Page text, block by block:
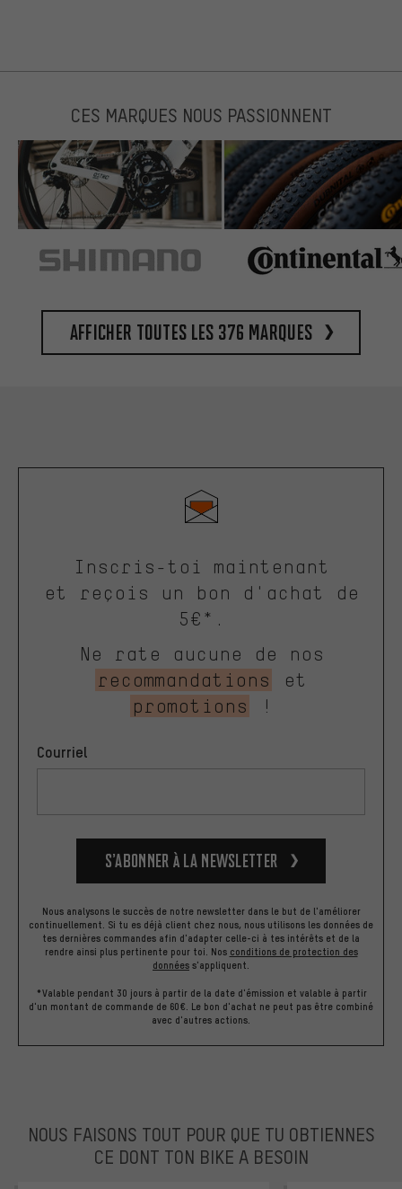
CES MARQUES NOUS PASSIONNENT
Afficher toutes les 376 marques
Inscris-toi maintenant
et reçois un bon d'achat de
5€*.
Ne rate aucune de nos
recommandations
et
promotions
!
Courriel
S’abonner à la newsletter
Nous analysons le succès de notre newsletter dans le but de l'améliorer
continuellement. Si tu es déjà client chez nous, nous utilisons les données de
tes dernières commandes afin d'adapter celle-ci à tes intérêts et de la
rendre ainsi plus pertinente pour toi. Nos conditions de protection des
données s'appliquent.
*Valable pendant 30 jours à partir de la date d'émission et valable à partir
d'un montant de commande de 60€. Le bon d'achat ne peut pas être combiné
avec d'autres actions.
NOUS FAISONS TOUT POUR QUE TU OBTIENNES
CE DONT TON BIKE A BESOIN